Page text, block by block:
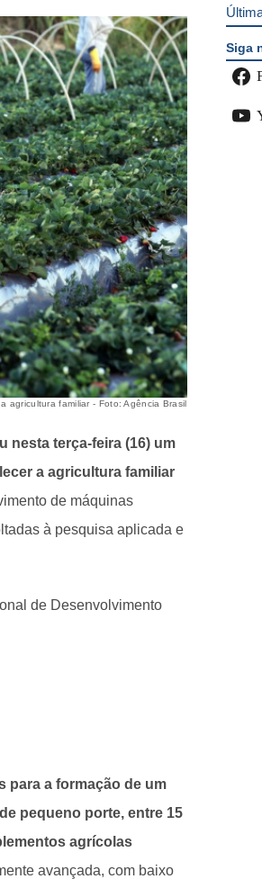
agricultura familiar - Foto: Agência Brasil
nesta terça-feira (16) um
a agricultura familiar
de máquinas
à pesquisa aplicada e
de Desenvolvimento
para a formação de um
pequeno porte, entre 15
agrícolas
avançada, com baixo
Siga